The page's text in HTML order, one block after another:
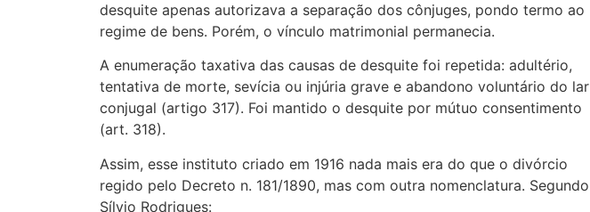
desquite apenas autorizava a separação dos cônjuges, pondo termo ao
regime de bens. Porém, o vínculo matrimonial permanecia.
A enumeração taxativa das causas de desquite foi repetida: adultério,
tentativa de morte, sevícia ou injúria grave e abandono voluntário do lar
conjugal (artigo 317). Foi mantido o desquite por mútuo consentimento
(art. 318).
Assim, esse instituto criado em 1916 nada mais era do que o divórcio
regido pelo Decreto n. 181/1890, mas com outra nomenclatura. Segundo
Sílvio Rodrigues: